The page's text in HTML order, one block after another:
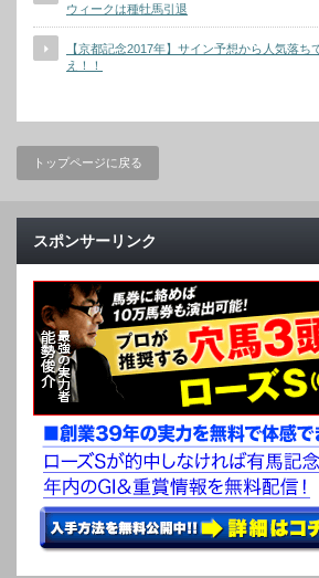
ウィークは種牡馬引退
【京都記念2017年】サイン予想から人気落ち
え！！
トップページに戻る
スポンサーリンク